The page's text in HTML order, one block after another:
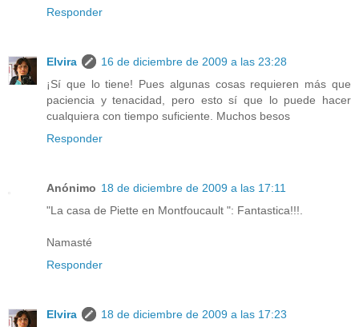
Responder
Elvira
16 de diciembre de 2009 a las 23:28
¡Sí que lo tiene! Pues algunas cosas requieren más que
paciencia y tenacidad, pero esto sí que lo puede hacer
cualquiera con tiempo suficiente. Muchos besos
Responder
Anónimo 18 de diciembre de 2009 a las 17:11
"La casa de Piette en Montfoucault ": Fantastica!!!.
Namasté
Responder
Elvira
18 de diciembre de 2009 a las 17:23